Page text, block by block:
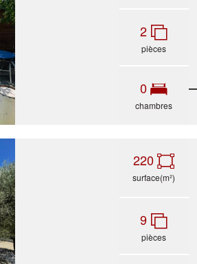
2
pièces
0
chambres
220
surface(m²)
9
pièces